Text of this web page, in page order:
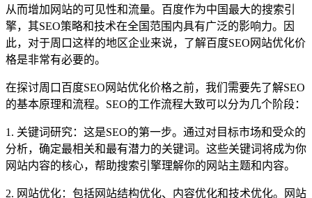
从而增加网站的可见性和流量。百度作为中国最大的搜索引
擎，其SEO策略和技术在全国范围内具有广泛的影响力。因
此，对于周口这样的地区企业来说，了解百度SEO网站优化价
格是非常有必要的。
在探讨周口百度SEO网站优化价格之前，我们需要先了解SEO
的基本原理和流程。SEO的工作流程大致可以分为几个阶段：
1. 关键词研究：这是SEO的第一步。通过对目标市场和受众的
分析，确定最相关和最有潜力的关键词。这些关键词将成为你
网站内容的核心，帮助搜索引擎理解你的网站主题和内容。
2. 网站优化：包括网站结构优化、内容优化和技术优化。网站